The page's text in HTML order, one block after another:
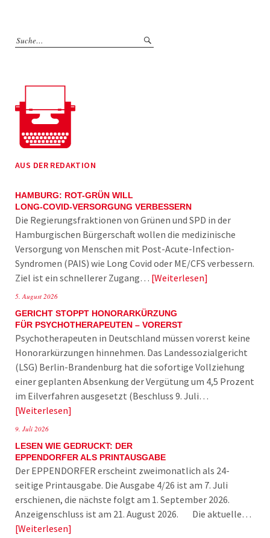
AUS DER REDAKTION
HAMBURG: ROT-GRÜN WILL
LONG-COVID-VERSORGUNG VERBESSERN
Die Regierungsfraktionen von Grünen und SPD in der
Hamburgischen Bürgerschaft wollen die medizinische
Versorgung von Menschen mit Post-Acute-Infection-
Syndromen (PAIS) wie Long Covid oder ME/CFS verbessern.
Ziel ist ein schnellerer Zugang… Weiterlesen
5. August 2026
GERICHT STOPPT HONORARKÜRZUNG
FÜR PSYCHOTHERAPEUTEN – VORERST
Psychotherapeuten in Deutschland müssen vorerst keine
Honorarkürzungen hinnehmen. Das Landessozialgericht
(LSG) Berlin-Brandenburg hat die sofortige Vollziehung
einer geplanten Absenkung der Vergütung um 4,5 Prozent
im Eilverfahren ausgesetzt (Beschluss 9. Juli…
Weiterlesen
9. Juli 2026
LESEN WIE GEDRUCKT: DER
EPPENDORFER ALS PRINTAUSGABE
Der EPPENDORFER erscheint zweimonatlich als 24-
seitige Printausgabe. Die Ausgabe 4/26 ist am 7. Juli
erschienen, die nächste folgt am 1. September 2026.
Anzeigenschluss ist am 21. August 2026. Die aktuelle…
Weiterlesen